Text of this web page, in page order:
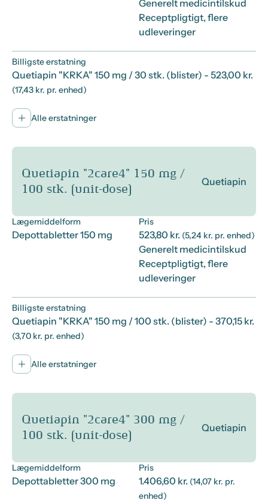
Generelt medicintilskud
Receptpligtigt, flere
udleveringer
Billigste erstatning
Quetiapin "KRKA" 150 mg / 30 stk. (blister) - 523,00 kr.
(17,43 kr. pr. enhed)
Alle erstatninger
Quetiapin "2care4" 150 mg /
100 stk. (unit-dose)
Quetiapin
Lægemiddelform
Depottabletter 150 mg
Pris
523,80 kr. (5,24 kr. pr. enhed)
Generelt medicintilskud
Receptpligtigt, flere
udleveringer
Billigste erstatning
Quetiapin "KRKA" 150 mg / 100 stk. (blister) - 370,15 kr.
(3,70 kr. pr. enhed)
Alle erstatninger
Quetiapin "2care4" 300 mg /
100 stk. (unit-dose)
Quetiapin
Lægemiddelform
Depottabletter 300 mg
Pris
1.406,60 kr. (14,07 kr. pr.
enhed)